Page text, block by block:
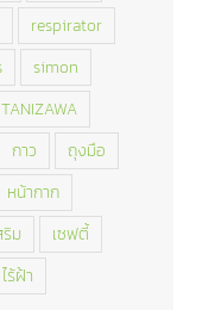
respirator
simon
TANIZAWA
กาว
ถุงมือ
หน้ากาก
ม
เซฟตี้
ไร้ฝ้า